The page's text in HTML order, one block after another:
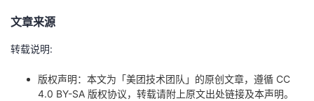
文章来源
转载说明:
版权声明：本文为「美团技术团队」的原创文章，遵循 CC
4.0 BY-SA 版权协议，转载请附上原文出处链接及本声明。